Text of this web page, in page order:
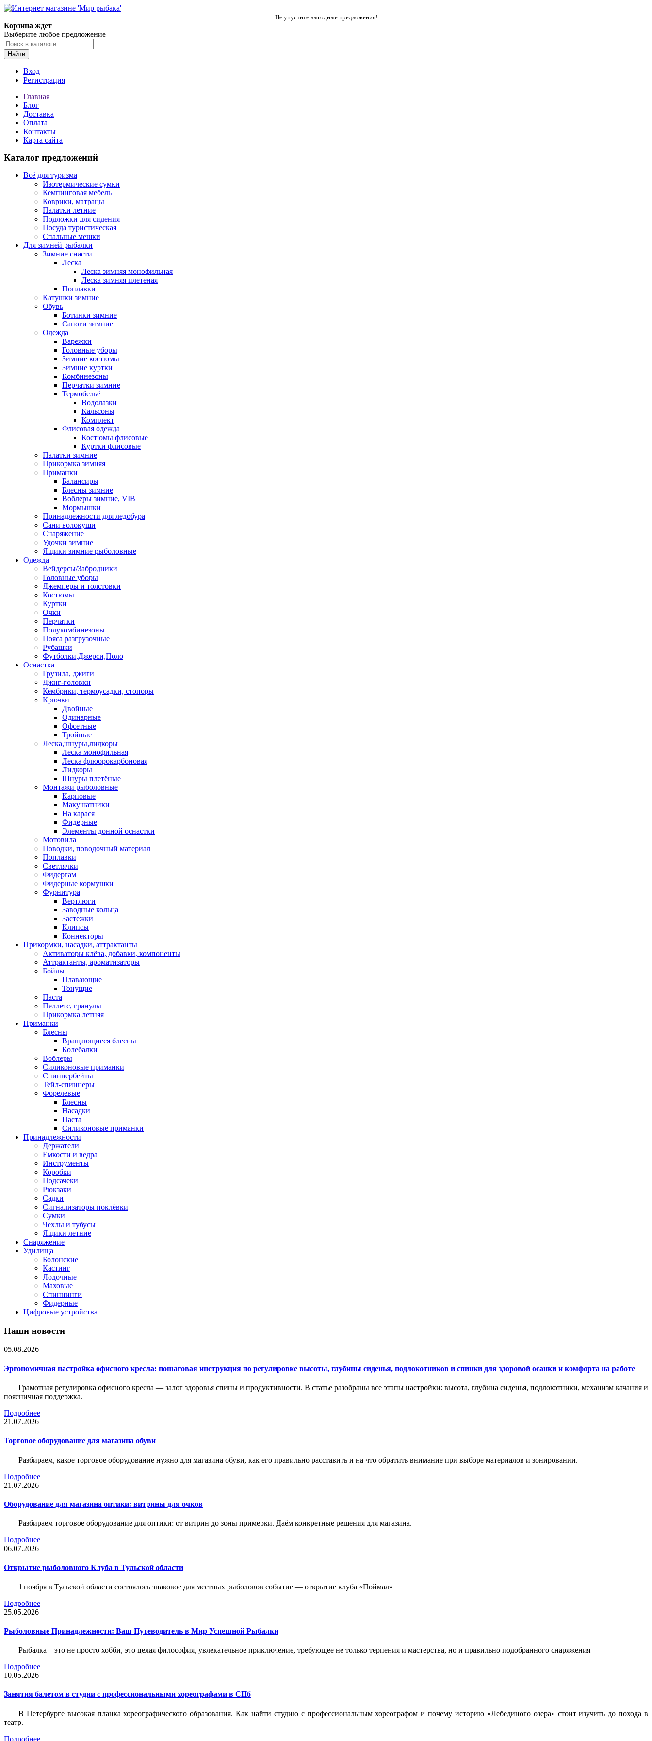
Не упустите выгодные предложения!
Корзина ждет
Выберите любое предложение
Найти
Вход
Регистрация
Главная
Блог
Доставка
Оплата
Контакты
Карта сайта
Каталог предложений
Всё для туризма
Изотермические сумки
Кемпинговая мебель
Коврики, матрацы
Палатки летние
Подложки для сидения
Посуда туристическая
Спальные мешки
Для зимней рыбалки
Зимние снасти
Леска
Леска зимняя монофильная
Леска зимняя плетеная
Поплавки
Катушки зимние
Обувь
Ботинки зимние
Сапоги зимние
Одежда
Варежки
Головные уборы
Зимние костюмы
Зимние куртки
Комбинезоны
Перчатки зимние
Термобельё
Водолазки
Кальсоны
Комплект
Флисовая одежда
Костюмы флисовые
Куртки флисовые
Палатки зимние
Прикормка зимняя
Приманки
Балансиры
Блесны зимние
Воблеры зимние, VIB
Мормышки
Принадлежности для ледобура
Сани волокуши
Снаряжение
Удочки зимние
Ящики зимние рыболовные
Одежда
Вейдерсы/Забродники
Головные уборы
Джемперы и толстовки
Костюмы
Куртки
Очки
Перчатки
Полукомбинезоны
Пояса разгрузочные
Рубашки
Футболки,Джерси,Поло
Оснастка
Грузила, джиги
Джиг-головки
Кембрики, термоусадки, стопоры
Крючки
Двойные
Одинарные
Офсетные
Тройные
Леска,шнуры,лидкоры
Леска монофильная
Леска флюорокарбоновая
Лидкоры
Шнуры плетёные
Монтажи рыболовные
Карповые
Макушатники
На карася
Фидерные
Элементы донной оснастки
Мотовила
Поводки, поводочный материал
Поплавки
Светлячки
Фидергам
Фидерные кормушки
Фурнитура
Вертлюги
Заводные кольца
Застежки
Клипсы
Коннекторы
Прикормки, насадки, аттрактанты
Активаторы клёва, добавки, компоненты
Аттрактанты, ароматизаторы
Бойлы
Плавающие
Тонущие
Паста
Пеллетс, гранулы
Прикормка летняя
Приманки
Блесны
Вращающиеся блесны
Колебалки
Воблеры
Силиконовые приманки
Спиннербейты
Тейл-спиннеры
Форелевые
Блесны
Насадки
Паста
Силиконовые приманки
Принадлежности
Держатели
Емкости и ведра
Инструменты
Коробки
Подсачеки
Рюкзаки
Садки
Сигнализаторы поклёвки
Сумки
Чехлы и тубусы
Ящики летние
Снаряжение
Удилища
Болонские
Кастинг
Лодочные
Маховые
Спиннинги
Фидерные
Цифровые устройства
Наши новости
05.08.2026
Эргономичная настройка офисного кресла: пошаговая инструкция по регулировке высоты, глубины сиденья, подлокотников и спинки для здоровой осанки и комфорта на работе
Грамотная регулировка офисного кресла — залог здоровья спины и продуктивности. В статье разобраны все этапы настройки: высота, глубина сиденья, подлокотники, механизм качания и
поясничная поддержка.
Подробнее
21.07.2026
Торговое оборудование для магазина обуви
Разбираем, какое торговое оборудование нужно для магазина обуви, как его правильно расставить и на что обратить внимание при выборе материалов и зонировании.
Подробнее
21.07.2026
Оборудование для магазина оптики: витрины для очков
Разбираем торговое оборудование для оптики: от витрин до зоны примерки. Даём конкретные решения для магазина.
Подробнее
06.07.2026
Открытие рыболовного Клуба в Тульской области
1 ноября в Тульской области состоялось знаковое для местных рыболовов событие — открытие клуба «Поймал»
Подробнее
25.05.2026
Рыболовные Принадлежности: Ваш Путеводитель в Мир Успешной Рыбалки
Рыбалка – это не просто хобби, это целая философия, увлекательное приключение, требующее не только терпения и мастерства, но и правильно подобранного снаряжения
Подробнее
10.05.2026
Занятия балетом в студии с профессиональными хореографами в СПб
В Петербурге высокая планка хореографического образования. Как найти студию с профессиональным хореографом и почему историю «Лебединого озера» стоит изучить до похода в
театр.
Подробнее